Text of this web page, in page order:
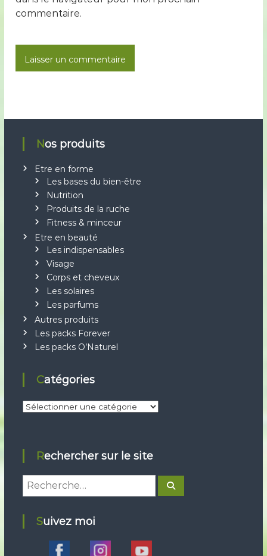
commentaire.
Nos produits
Etre en forme
Les bases du bien-être
Nutrition
Produits de la ruche
Fitness & minceur
Etre en beauté
Les indispensables
Visage
Corps et cheveux
Les solaires
Les parfums
Autres produits
Les packs Forever
Les packs O’Naturel
Catégories
C
é
g
o
Rechercher sur le site
R
e
R
Suivez moi